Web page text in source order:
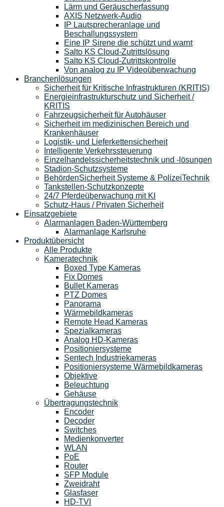
Lärm und Geräuscherfassung
AXIS Netzwerk-Audio
IP Lautsprecheranlage und
Beschallungssystem
Eine IP Sirene die schützt und warnt
Salto KS Cloud-Zutrittslösung
Salto KS Cloud-Zutrittskontrolle
Von analog zu IP Videoüberwachung
Branchenlösungen
Sicherheit für Kritische Infrastrukturen (KRITIS)
Energieinfrastrukturschutz und Sicherheit /
KRITIS
Fahrzeugsicherheit für Autohäuser
Sicherheit im medizinischen Bereich und
Krankenhäuser
Logistik- und Lieferkettensicherheit
Intelligente Verkehrssteuerung
Einzelhandelssicherheitstechnik und -lösungen
Stadion-Schutzsysteme
BehördenSicherheit Systeme & PolizeiTechnik
Tankstellen-Schutzkonzepte​
24/7 Pferdeüberwachung mit KI
Schutz-Haus / Privaten Sicherheit
Einsatzgebiete
Alarmanlagen Baden-Württemberg
Alarmanlage Karlsruhe
Produktübersicht
Alle Produkte
Kameratechnik
Boxed Type Kameras
Fix Domes
Bullet Kameras
PTZ Domes
Panorama
Wärmebildkameras
Remote Head Kameras
Spezialkameras
Analog HD-Kameras
Positioniersysteme
Sentech Industriekameras
Positioniersysteme Wärmebildkameras
Objektive
Beleuchtung
Gehäuse
Übertragungstechnik
Encoder
Decoder
Switches
Medienkonverter
WLAN
PoE
Router
SFP Module
Zweidraht
Glasfaser
HD-TVI